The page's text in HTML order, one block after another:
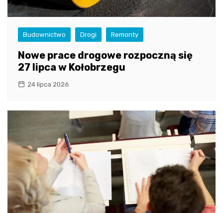
Budownictwo Drogi Remonty
Nowe prace drogowe rozpoczną się
27 lipca w Kołobrzegu
24 lipca 2026